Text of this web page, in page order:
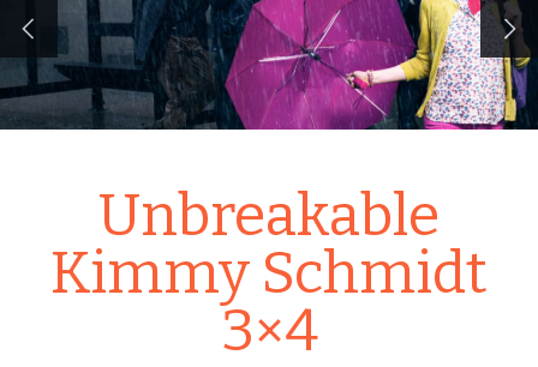
Unbreakable
Kimmy Schmidt
3×4